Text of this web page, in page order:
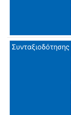
Συνταξιοδότησης